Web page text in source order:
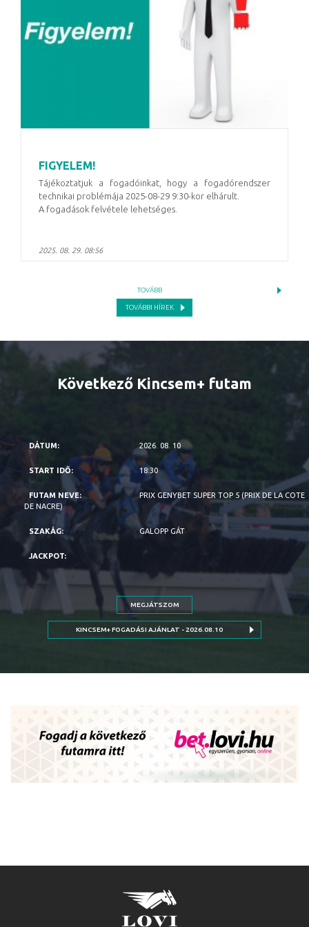
FIGYELEM!
Tájékoztatjuk a fogadóinkat, hogy a fogadórendszer
technikai problémája 2025-08-29 9:30-kor elhárult.
A fogadások felvétele lehetséges.
2025. 08. 29. 08:56
TOVÁBB
TOVÁBBI HÍREK
Következő Kincsem+ futam
2026. 08. 10
18:30
PRIX GENYBET SUPER TOP 5 (PRIX DE LA COTE
DE NACRE)
GALOPP GÁT
MEGJÁTSZOM
KINCSEM+ FOGADÁSI AJÁNLAT - 2026.08.10